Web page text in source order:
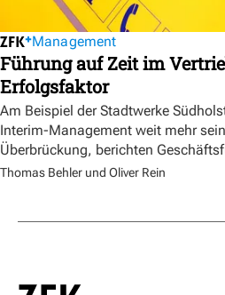
Management
Führung auf Zeit im
Erfolgsfaktor
Am Beispiel der Stadtwerke
Interim-Management weit mehr
Überbrückung, berichten
Thomas Behler und Oliver Rein